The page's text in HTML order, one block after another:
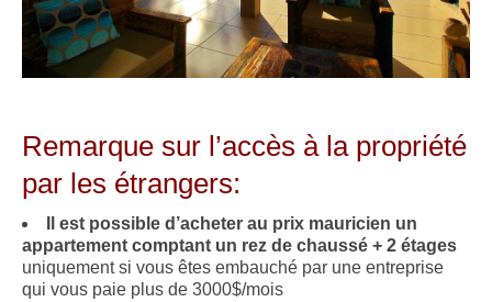
Remarque sur l’accès à la propriété
par les étrangers:
Il est possible d’acheter au prix mauricien un
appartement comptant un rez de chaussé + 2 étages
uniquement si vous êtes embauché par une entreprise
qui vous paie plus de 3000$/mois